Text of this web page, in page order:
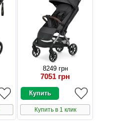
8249 грн
7051 грн
Купить в 1 клик